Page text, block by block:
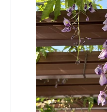
メニティターミナルとし
伊丹線
塚口駅−稲野駅−新伊丹
リスト：駅キーワード
リスト：駅つきキーワ